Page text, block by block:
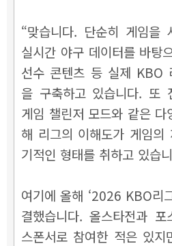
“맞습니다. 단순히 게임을
실시간 야구 데이터를 바탕
선수 콘텐츠 등 실제 KBO
을 구축하고 있습니다. 또
게임 챌린저 모드와 같은
해 리그의 이해도가 게임의
기적인 형태를 취하고 있습
여기에 올해 ‘2026 KBO리
결했습니다. 올스타전과
스폰서로 참여한 적은 있